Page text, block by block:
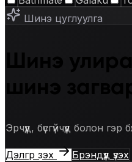
Шинэ цуглуулга
Шинэ
Эрчүүд, бүсгүйчүүд болон
Дэлгүүр үзэх Брэндүүд үзэх